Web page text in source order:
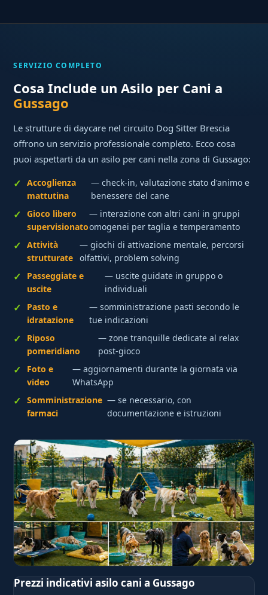
SERVIZIO COMPLETO
Cosa Include un Asilo per Cani a
Gussago
Le strutture di daycare nel circuito Dog Sitter Brescia
offrono un servizio professionale completo. Ecco cosa
puoi aspettarti da un asilo per cani nella zona di Gussago:
Accoglienza
mattutina
— check-in, valutazione stato d'animo e
benessere del cane
Gioco libero
supervisionato
— interazione con altri cani in gruppi
omogenei per taglia e temperamento
Attività
strutturate
— giochi di attivazione mentale, percorsi
olfattivi, problem solving
Passeggiate e
uscite
— uscite guidate in gruppo o
individuali
Pasto e
idratazione
— somministrazione pasti secondo le
tue indicazioni
Riposo
pomeridiano
— zone tranquille dedicate al relax
post-gioco
Foto e
video
— aggiornamenti durante la giornata via
WhatsApp
Somministrazione
farmaci
— se necessario, con
documentazione e istruzioni
Prezzi indicativi asilo cani a Gussago